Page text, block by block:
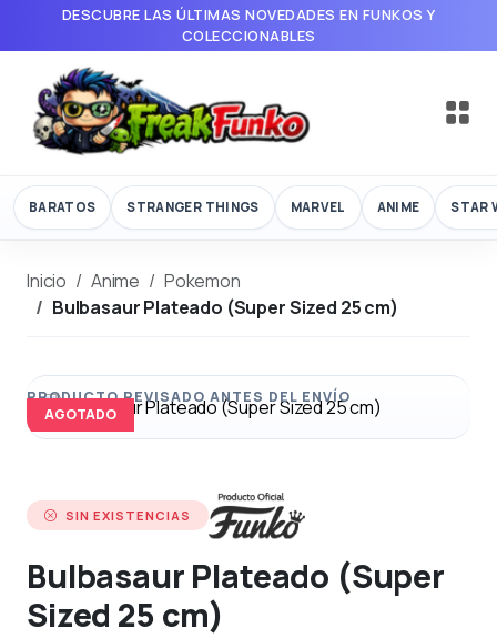
DESCUBRE LAS ÚLTIMAS NOVEDADES EN FUNKOS Y
COLECCIONABLES
BARATOS STRANGER THINGS MARVEL ANIME STAR
Inicio Anime
Pokemon
Bulbasaur Plateado (Super Sized 25 cm)
AGOTADO
SIN EXISTENCIAS
Bulbasaur Plateado (Super
Sized 25 cm)